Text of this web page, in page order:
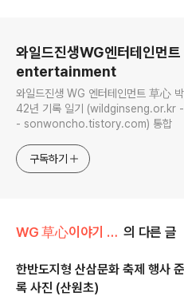
와일드진생WG엔터테인먼트
entertainment
와일드진생 WG 엔터테인먼트 草心
42년 기록 일기 (wildginseng.or.kr - sanwoncho.or.kr
- sonwoncho.tistory.com) 통합
구독하기
WG 草心이야기 004 의 다른 글
한반도지형 산삼문화 축제 행사
록 사진 (산원초)